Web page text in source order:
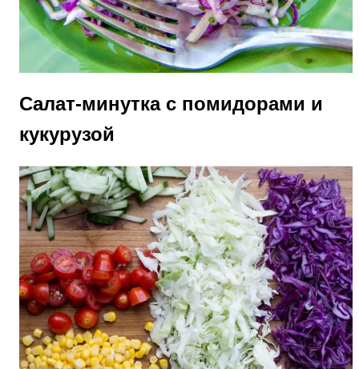
Салат-минутка с помидорами и
кукурузой